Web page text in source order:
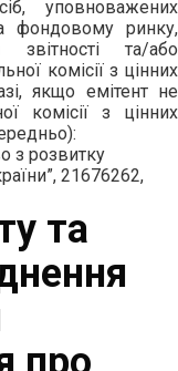
уповноважених
фондовому ринку,
та/або
комісії з цінних
якщо емітент не
комісії з цінних
з розвитку
21676262,
та